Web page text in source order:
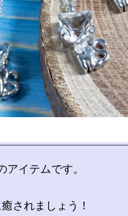
アイテムです。
されましょう！